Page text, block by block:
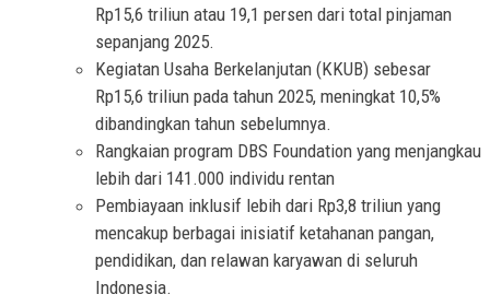
Rp15,6 triliun atau 19,1 persen dari total pinjaman
sepanjang 2025.
Kegiatan Usaha Berkelanjutan (KKUB) sebesar
Rp15,6 triliun pada tahun 2025, meningkat 10,5%
dibandingkan tahun sebelumnya.
Rangkaian program DBS Foundation yang menjangkau
lebih dari 141.000 individu rentan
Pembiayaan inklusif lebih dari Rp3,8 triliun yang
mencakup berbagai inisiatif ketahanan pangan,
pendidikan, dan relawan karyawan di seluruh
Indonesia.